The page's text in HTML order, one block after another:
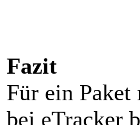
Fazit
Für ein
bei eTracker